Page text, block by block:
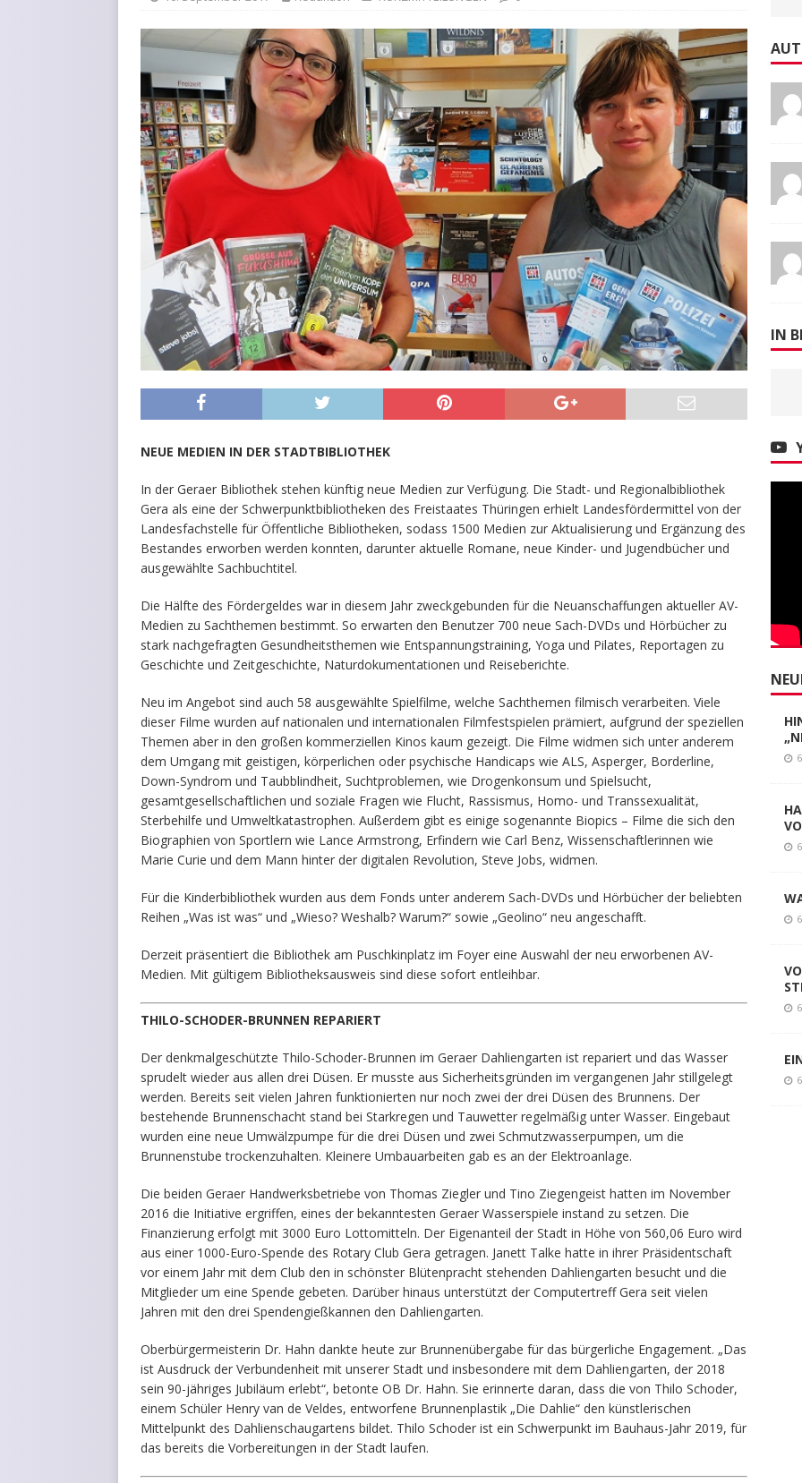
NEUE MEDIEN IN DER STADTBIBLIOTHEK
In der Geraer Bibliothek stehen künftig neue Medien zur Verfügung. Die Stadt- und Regionalbibliothek
Gera als eine der Schwerpunktbibliotheken des Freistaates Thüringen erhielt Landesfördermittel von der
Landesfachstelle für Öffentliche Bibliotheken, sodass 1500 Medien zur Aktualisierung und Ergänzung des
Bestandes erworben werden konnten, darunter aktuelle Romane, neue Kinder- und Jugendbücher und
ausgewählte Sachbuchtitel.
Die Hälfte des Fördergeldes war in diesem Jahr zweckgebunden für die Neuanschaffungen aktueller AV-
Medien zu Sachthemen bestimmt. So erwarten den Benutzer 700 neue Sach-DVDs und Hörbücher zu
stark nachgefragten Gesundheitsthemen wie Entspannungstraining, Yoga und Pilates, Reportagen zu
Geschichte und Zeitgeschichte, Naturdokumentationen und Reiseberichte.
Neu im Angebot sind auch 58 ausgewählte Spielfilme, welche Sachthemen filmisch verarbeiten. Viele
dieser Filme wurden auf nationalen und internationalen Filmfestspielen prämiert, aufgrund der speziellen
Themen aber in den großen kommerziellen Kinos kaum gezeigt. Die Filme widmen sich unter anderem
dem Umgang mit geistigen, körperlichen oder psychische Handicaps wie ALS, Asperger, Borderline,
Down-Syndrom und Taubblindheit, Suchtproblemen, wie Drogenkonsum und Spielsucht,
gesamtgesellschaftlichen und soziale Fragen wie Flucht, Rassismus, Homo- und Transsexualität,
Sterbehilfe und Umweltkatastrophen. Außerdem gibt es einige sogenannte Biopics – Filme die sich den
Biographien von Sportlern wie Lance Armstrong, Erfindern wie Carl Benz, Wissenschaftlerinnen wie
Marie Curie und dem Mann hinter der digitalen Revolution, Steve Jobs, widmen.
Für die Kinderbibliothek wurden aus dem Fonds unter anderem Sach-DVDs und Hörbücher der beliebten
Reihen „Was ist was“ und „Wieso? Weshalb? Warum?“ sowie „Geolino“ neu angeschafft.
Derzeit präsentiert die Bibliothek am Puschkinplatz im Foyer eine Auswahl der neu erworbenen AV-
Medien. Mit gültigem Bibliotheksausweis sind diese sofort entleihbar.
THILO-SCHODER-BRUNNEN REPARIERT
Der denkmalgeschützte Thilo-Schoder-Brunnen im Geraer Dahliengarten ist repariert und das Wasser
sprudelt wieder aus allen drei Düsen. Er musste aus Sicherheitsgründen im vergangenen Jahr stillgelegt
werden. Bereits seit vielen Jahren funktionierten nur noch zwei der drei Düsen des Brunnens. Der
bestehende Brunnenschacht stand bei Starkregen und Tauwetter regelmäßig unter Wasser. Eingebaut
wurden eine neue Umwälzpumpe für die drei Düsen und zwei Schmutzwasserpumpen, um die
Brunnenstube trockenzuhalten. Kleinere Umbauarbeiten gab es an der Elektroanlage.
Die beiden Geraer Handwerksbetriebe von Thomas Ziegler und Tino Ziegengeist hatten im November
2016 die Initiative ergriffen, eines der bekanntesten Geraer Wasserspiele instand zu setzen. Die
Finanzierung erfolgt mit 3000 Euro Lottomitteln. Der Eigenanteil der Stadt in Höhe von 560,06 Euro wird
aus einer 1000-Euro-Spende des Rotary Club Gera getragen. Janett Talke hatte in ihrer Präsidentschaft
vor einem Jahr mit dem Club den in schönster Blütenpracht stehenden Dahliengarten besucht und die
Mitglieder um eine Spende gebeten. Darüber hinaus unterstützt der Computertreff Gera seit vielen
Jahren mit den drei Spendengießkannen den Dahliengarten.
Oberbürgermeisterin Dr. Hahn dankte heute zur Brunnenübergabe für das bürgerliche Engagement. „Das
ist Ausdruck der Verbundenheit mit unserer Stadt und insbesondere mit dem Dahliengarten, der 2018
sein 90-jähriges Jubiläum erlebt“, betonte OB Dr. Hahn. Sie erinnerte daran, dass die von Thilo Schoder,
einem Schüler Henry van de Veldes, entworfene Brunnenplastik „Die Dahlie“ den künstlerischen
Mittelpunkt des Dahlienschaugartens bildet. Thilo Schoder ist ein Schwerpunkt im Bauhaus-Jahr 2019, für
das bereits die Vorbereitungen in der Stadt laufen.
IN